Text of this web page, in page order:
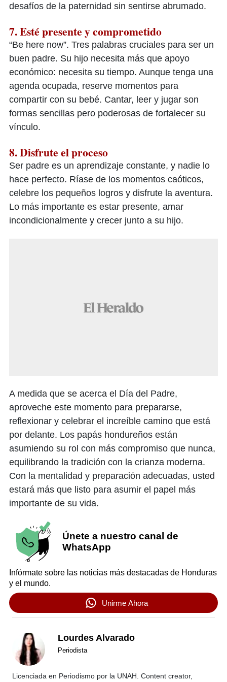
desafíos de la paternidad sin sentirse abrumado.
7. Esté presente y comprometido
“Be here now”. Tres palabras cruciales para ser un
buen padre. Su hijo necesita más que apoyo
económico: necesita su tiempo. Aunque tenga una
agenda ocupada, reserve momentos para
compartir con su bebé. Cantar, leer y jugar son
formas sencillas pero poderosas de fortalecer su
vínculo.
8. Disfrute el proceso
Ser padre es un aprendizaje constante, y nadie lo
hace perfecto. Ríase de los momentos caóticos,
celebre los pequeños logros y disfrute la aventura.
Lo más importante es estar presente, amar
incondicionalmente y crecer junto a su hijo.
A medida que se acerca el Día del Padre,
aproveche este momento para prepararse,
reflexionar y celebrar el increíble camino que está
por delante. Los papás hondureños están
asumiendo su rol con más compromiso que nunca,
equilibrando la tradición con la crianza moderna.
Con la mentalidad y preparación adecuadas, usted
estará más que listo para asumir el papel más
importante de su vida.
Únete a nuestro canal de
WhatsApp
Infórmate sobre las noticias más destacadas de Honduras
y el mundo.
Unirme Ahora
Lourdes Alvarado
Periodista
Licenciada en Periodismo por la UNAH. Content creator,